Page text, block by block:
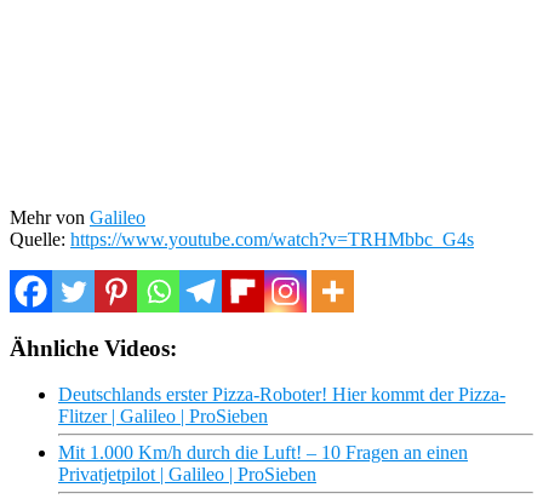
Mehr von Galileo
Quelle: https://www.youtube.com/watch?v=TRHMbbc_G4s
Ähnliche Videos:
Deutschlands erster Pizza-Roboter! Hier kommt der Pizza-
Flitzer | Galileo | ProSieben
Mit 1.000 Km/h durch die Luft! – 10 Fragen an einen
Privatjetpilot | Galileo | ProSieben